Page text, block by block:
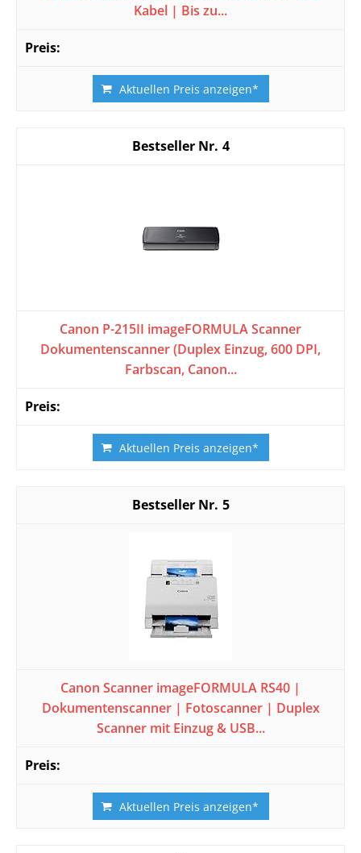
Kabel | Bis zu...
Aktuellen Preis anzeigen*
4
Canon P-215II imageFORMULA Scanner
Dokumentenscanner (Duplex Einzug, 600 DPI,
Farbscan, Canon...
Aktuellen Preis anzeigen*
5
Canon Scanner imageFORMULA RS40 |
Dokumentenscanner | Fotoscanner | Duplex
Scanner mit Einzug & USB...
Aktuellen Preis anzeigen*